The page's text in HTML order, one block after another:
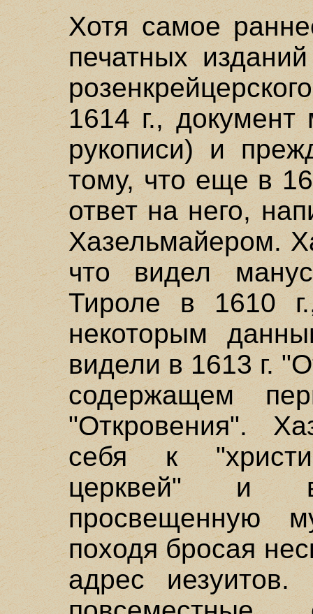
Хотя самое
печатных
1614 г.,
рукописи) и
тому, что еще в
ответ на него,
Хазельмайером.
что видел
Тироле в 1610
некоторым
видели в 1613 г.
содержащем
"Откровения".
себя к
церквей" и
просвещенную
походя бросая
адрес